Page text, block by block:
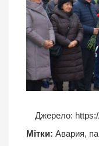
Джерело:
Мітки: Авария,